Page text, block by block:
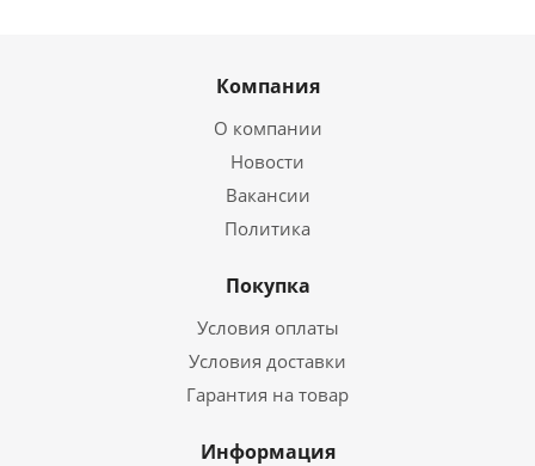
Компания
О компании
Новости
Вакансии
Политика
Покупка
Условия оплаты
Условия доставки
Гарантия на товар
Информация